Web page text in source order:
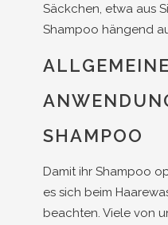
Säckchen, etwa aus
Shampoo hängend
SHAMPOO
Damit ihr Shampoo
es sich beim
beachten. Viele von